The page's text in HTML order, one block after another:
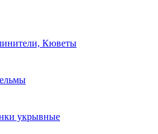
Кюветы
укрывные